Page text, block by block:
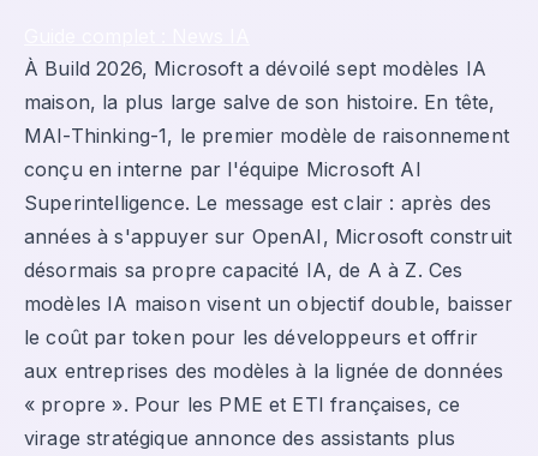
À Build 2026, Microsoft a dévoilé sept modèles IA
maison, la plus large salve de son histoire. En tête,
MAI-Thinking-1, le premier modèle de raisonnement
conçu en interne par l'équipe Microsoft AI
Superintelligence. Le message est clair : après des
années à s'appuyer sur OpenAI, Microsoft construit
désormais sa propre capacité IA, de A à Z. Ces
modèles IA maison visent un objectif double, baisser
le coût par token pour les développeurs et offrir
aux entreprises des modèles à la lignée de données
« propre ». Pour les PME et ETI françaises, ce
virage stratégique annonce des assistants plus